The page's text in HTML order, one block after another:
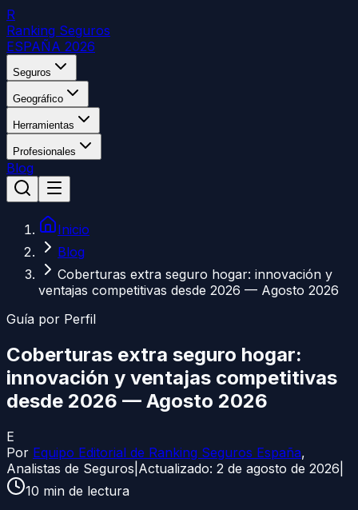
R
Ranking Seguros
ESPAÑA 2026
Seguros
Geográfico
Herramientas
Profesionales
Blog
Inicio
Blog
Coberturas extra seguro hogar: innovación y
ventajas competitivas desde 2026 — Agosto 2026
Guía por Perfil
Coberturas extra seguro hogar:
innovación y ventajas competitivas
desde 2026 — Agosto 2026
E
Por Equipo Editorial de Ranking Seguros España,
Analistas de Seguros Actualizado: 2 de agosto de 2026
10 min de lectura